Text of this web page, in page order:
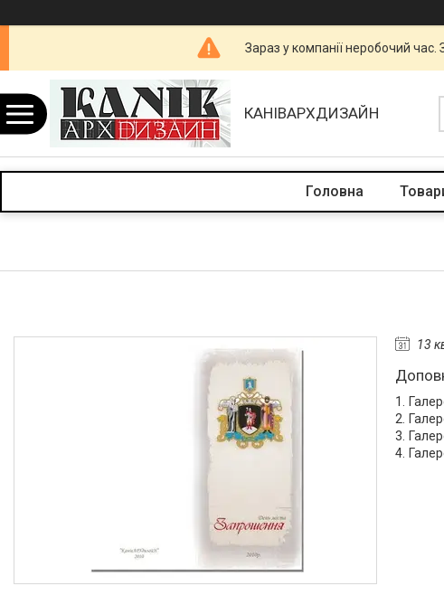
Зараз у компанії неробочий
КАНІВАРХДИЗАЙН
Головна
13